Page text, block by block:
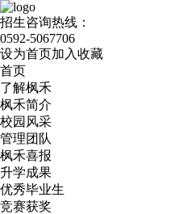
招生咨询热线：
0592-5067706
设为首页加入收藏
首页
了解枫禾
枫禾简介
校园风采
管理团队
枫禾喜报
升学成果
优秀毕业生
竞赛获奖